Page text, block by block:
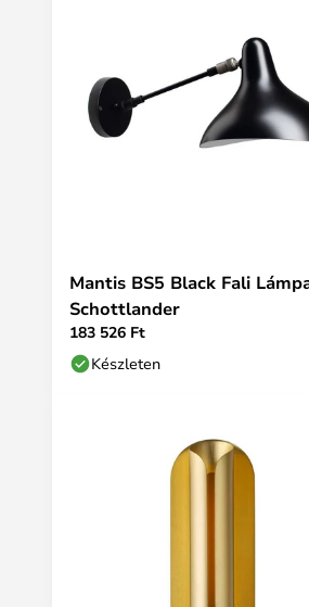
Mantis BS5 Black Fali
Schottlander
183 526 Ft
Készleten